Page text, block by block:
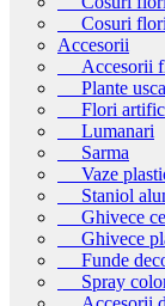
Cosuri flori
Accesorii
Accesorii
Plante
Flori
Lumanari
Sarma
Vaze
Staniol
Ghivece
Ghivece
Funde
Spray